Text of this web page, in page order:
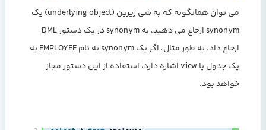
می توان همانگونه که به شی زیرین (underlying object) یک
synonym ارجاع می دهید، به synonym در یک دستور DML
ارجاع داد. به طور مثال، اگر یک synonym به نام EMPLOYEE به
یک جدول یا view اشاره دارد، استفاده از این دستور مجاز
خواهد بود.